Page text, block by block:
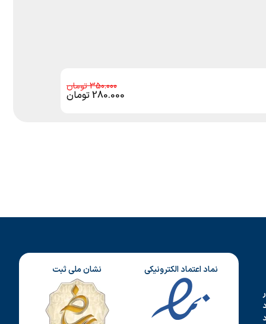
350.000
280.000تومان
نماد اعتماد الکترونیکی نشان ملی ثبت